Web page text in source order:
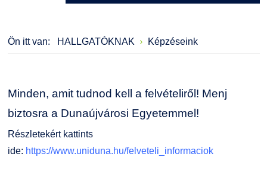
Felnőttképzés
HASIT
Érdekvédelmi testületek
Díjak, elismerések
Telefonkönyv
Ön itt van: HALLGATÓKNAK Képzéseink
Minden, amit tudnod kell a felvételiről! Menj
biztosra a Dunaújvárosi Egyetemmel!
Részletekért kattints
ide: https://www.uniduna.hu/felveteli_informaciok